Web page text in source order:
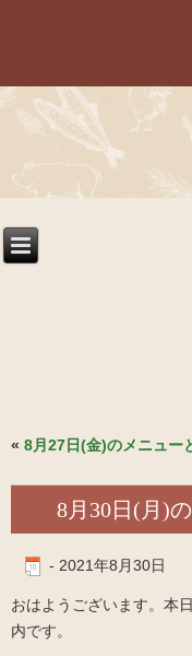
« 8月27日(金)のメニュー
8月30日(月)
- 2021年8月30日
おはようございます。本
内です。